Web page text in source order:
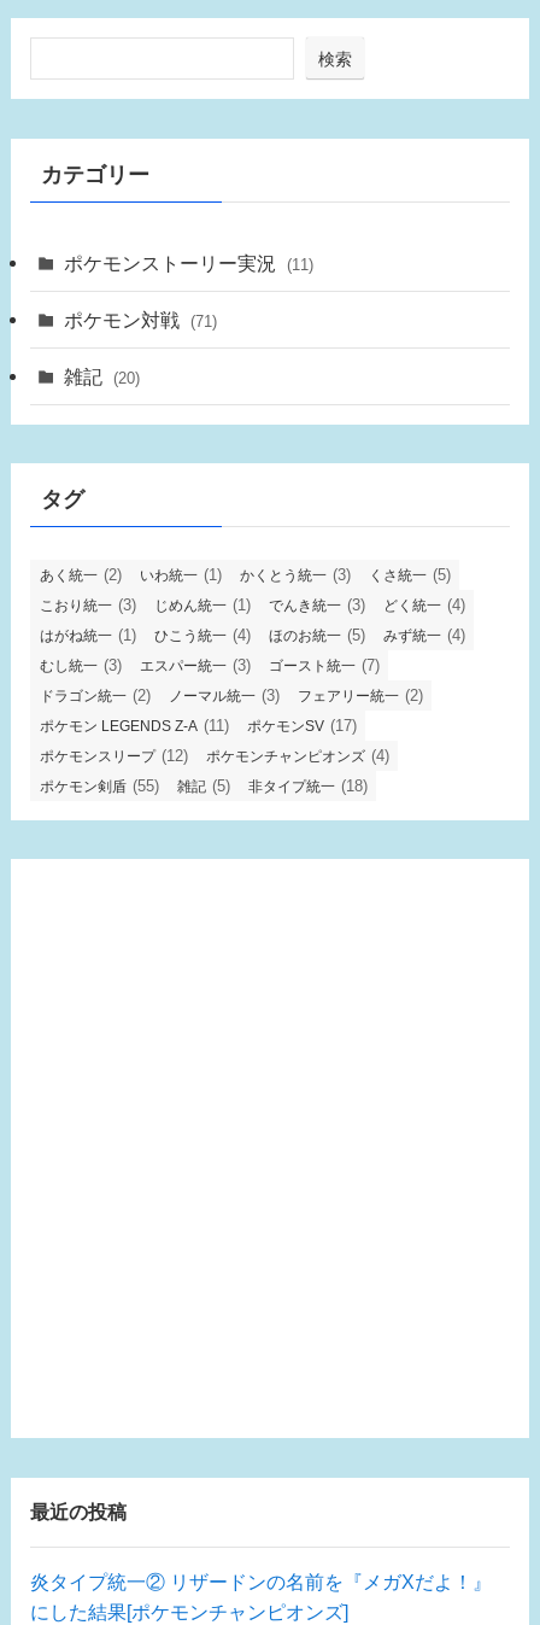
検索
カテゴリー
ポケモンストーリー実況 (11)
ポケモン対戦 (71)
雑記 (20)
タグ
あく統一 (2) いわ統一 (1) かくとう統一 (3) くさ統一 (5)
こおり統一 (3) じめん統一 (1) でんき統一 (3) どく統一 (4)
はがね統一 (1) ひこう統一 (4) ほのお統一 (5) みず統一 (4)
むし統一 (3) エスパー統一 (3) ゴースト統一 (7)
ドラゴン統一 (2) ノーマル統一 (3) フェアリー統一 (2)
ポケモン LEGENDS Z-A (11) ポケモンSV (17)
ポケモンスリープ(12) ポケモンチャンピオンズ (4)
ポケモン剣盾 (55) 雑記 (5) 非タイプ統一 (18)
最近の投稿
炎タイプ統一② リザードンの名前を『メガXだよ！』
にした結果[ポケモンチャンピオンズ]